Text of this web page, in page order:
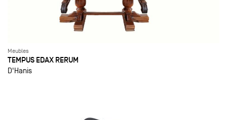
Meubles
TEMPUS EDAX RERUM
D'Hanis